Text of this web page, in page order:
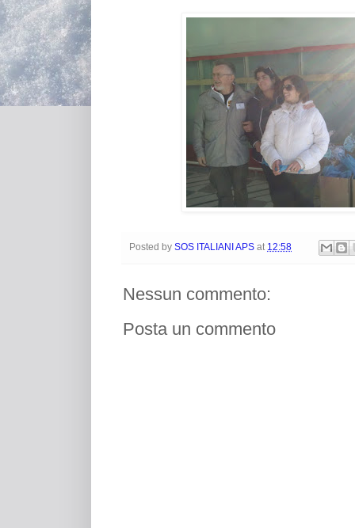
Posted by SOS ITALIANI APS at 12:58
Nessun commento:
Posta un commento